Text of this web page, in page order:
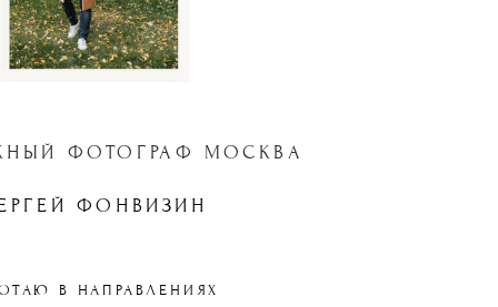
ФОТОГРАФ МОСКВА
ФОНВИЗИН
В НАПРАВЛЕНИЯХ